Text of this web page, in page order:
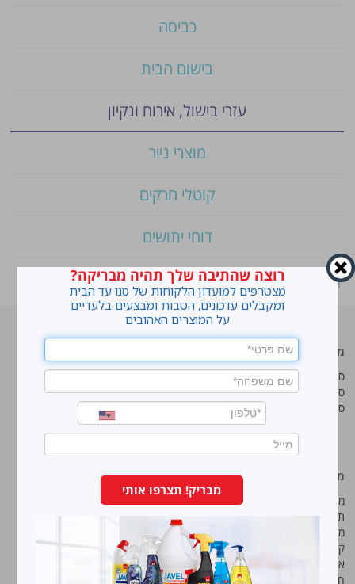
כביסה
בישום הבית
עזרי בישול, אירוח ונקיון
מוצרי נייר
קוטלי חרקים
דוחי יתושים
ראשי Shop
»סנו סושי שקיות זיפר עם סליידר
סנו מפעלי ברונוס בע“מ
טל:
פקס:09-7473233
מוצרים מובילים
סנו ז'אוול סופר ג'ל
סנו ז'אוול קצף ניקוי
סנו ז'אוול אבקת ניקוי
לנקות חלונות עם חיוך
עושים סדר בארון הנעליים
טיפים והמלצות מקצועיות לשימוש
מידע נוסף
מפת אתר
תנאי שימוש באתר
מדיניות ופרטיות
קוד אתי
איכות, בטיחות וסביבה
חוק שכר שווה
רוצה שהתיבה שלך תהיה מבריקה?
מצטרפים למועדון הלקוחות של סנו עד הבית
ומקבלים עדכונים, הטבות ומבצעים בלעדיים
על המוצרים האהובים
מבריק! תצרפו אותי